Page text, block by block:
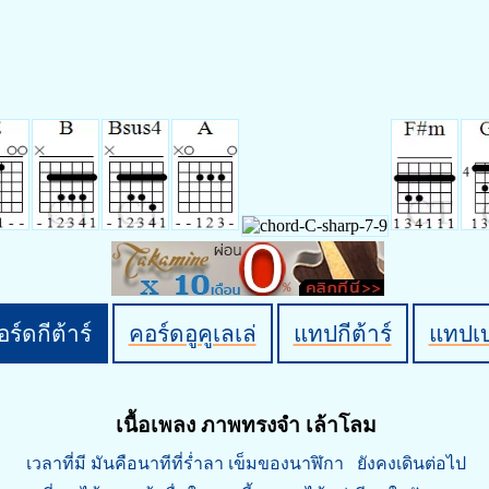
ร์ดกีต้าร์ คอร์ดอูคูเลเล่ แทปกีต้าร์ แทปเ
เนื้อเพลง ภาพทรงจำ เล้าโลม
เวลาที่มี มันคือนาทีที่ร่ำลา เข็มของนาฬิกา ยังคงเดินต่อไป